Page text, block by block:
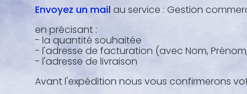
Envoyez un mail au service : Gestion
en précisant :
- la quantité souhaitée
- l'adresse de facturation (avec Nom,
- l'adresse de livraison
Avant l'expédition nous vous confirmerons